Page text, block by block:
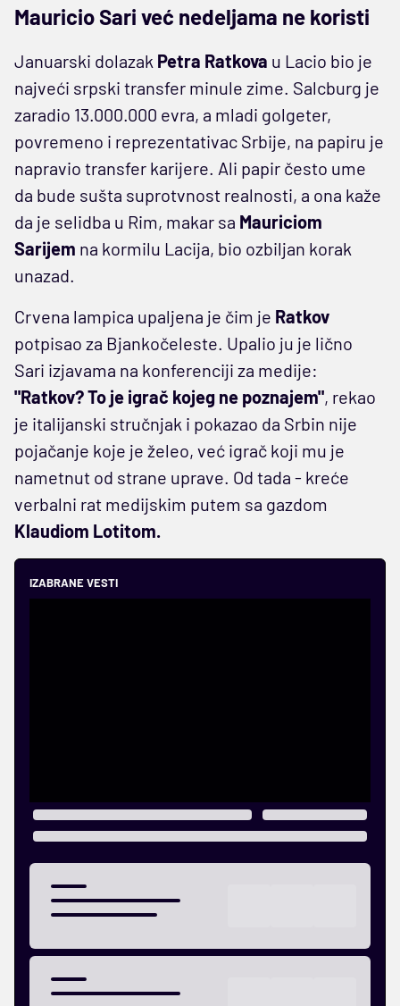
Mauricio Sari već nedeljama ne koristi
Januarski dolazak Petra Ratkova u Lacio bio je
najveći srpski transfer minule zime. Salcburg je
zaradio 13.000.000 evra, a mladi golgeter,
povremeno i reprezentativac Srbije, na papiru je
napravio transfer karijere. Ali papir često ume
da bude sušta suprotvnost realnosti, a ona kaže
da je selidba u Rim, makar sa Mauriciom
Sarijem na kormilu Lacija, bio ozbiljan korak
unazad.
Crvena lampica upaljena je čim je Ratkov
potpisao za Bjankočeleste. Upalio ju je lično
Sari izjavama na konferenciji za medije:
"Ratkov? To je igrač kojeg ne poznajem", rekao
je italijanski stručnjak i pokazao da Srbin nije
pojačanje koje je želeo, već igrač koji mu je
nametnut od strane uprave. Od tada - kreće
verbalni rat medijskim putem sa gazdom
Klaudiom Lotitom.
IZABRANE VESTI